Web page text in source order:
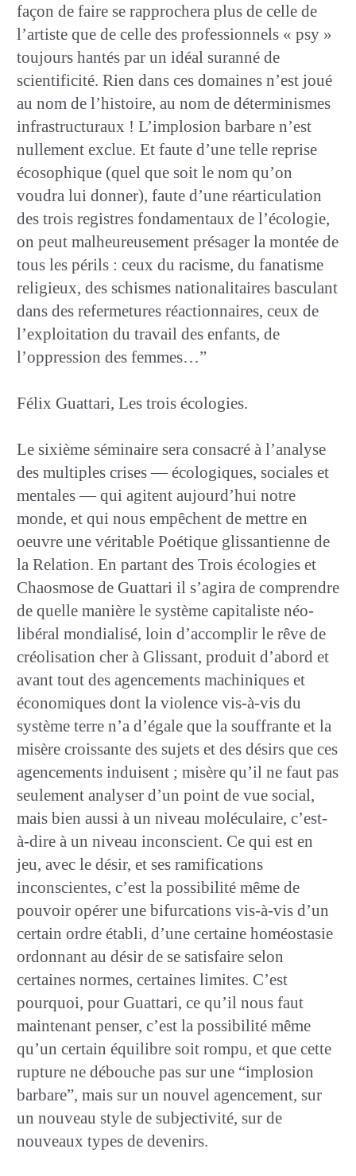
façon de faire se rapprochera plus de celle de
l’artiste que de celle des professionnels « psy »
toujours hantés par un idéal suranné de
scientificité. Rien dans ces domaines n’est joué
au nom de l’histoire, au nom de déterminismes
infrastructuraux ! L’implosion barbare n’est
nullement exclue. Et faute d’une telle reprise
écosophique (quel que soit le nom qu’on
voudra lui donner), faute d’une réarticulation
des trois registres fondamentaux de l’écologie,
on peut malheureusement présager la montée de
tous les périls : ceux du racisme, du fanatisme
religieux, des schismes nationalitaires basculant
dans des refermetures réactionnaires, ceux de
l’exploitation du travail des enfants, de
l’oppression des femmes…”
Félix Guattari, Les trois écologies.
Le sixième séminaire sera consacré à l’analyse
des multiples crises — écologiques, sociales et
mentales — qui agitent aujourd’hui notre
monde, et qui nous empêchent de mettre en
oeuvre une véritable Poétique glissantienne de
la Relation. En partant des Trois écologies et
Chaosmose de Guattari il s’agira de comprendre
de quelle manière le système capitaliste néo-
libéral mondialisé, loin d’accomplir le rêve de
créolisation cher à Glissant, produit d’abord et
avant tout des agencements machiniques et
économiques dont la violence vis-à-vis du
système terre n’a d’égale que la souffrante et la
misère croissante des sujets et des désirs que ces
agencements induisent ; misère qu’il ne faut pas
seulement analyser d’un point de vue social,
mais bien aussi à un niveau moléculaire, c’est-
à-dire à un niveau inconscient. Ce qui est en
jeu, avec le désir, et ses ramifications
inconscientes, c’est la possibilité même de
pouvoir opérer une bifurcations vis-à-vis d’un
certain ordre établi, d’une certaine homéostasie
ordonnant au désir de se satisfaire selon
certaines normes, certaines limites. C’est
pourquoi, pour Guattari, ce qu’il nous faut
maintenant penser, c’est la possibilité même
qu’un certain équilibre soit rompu, et que cette
rupture ne débouche pas sur une “implosion
barbare”, mais sur un nouvel agencement, sur
un nouveau style de subjectivité, sur de
nouveaux types de devenirs.